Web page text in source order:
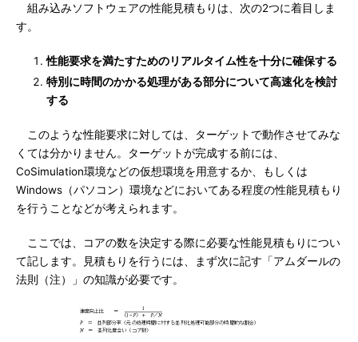
組み込みソフトウェアの性能見積もりは、次の2つに着目しま
す。
性能要求を満たすためのリアルタイム性を十分に確保する
特別に時間のかかる処理がある部分について高速化を検討
する
このような性能要求に対しては、ターゲットで動作させてみな
くては分かりません。ターゲットが完成する前には、
CoSimulation環境などの仮想環境を用意するか、もしくは
Windows（パソコン）環境などにおいてある程度の性能見積もり
を行うことなどが考えられます。
ここでは、コアの数を決定する際に必要な性能見積もりについ
て記します。見積もりを行うには、まず次に記す「アムダールの
法則（注）」の知識が必要です。